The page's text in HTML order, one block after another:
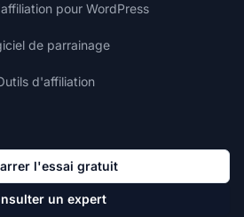
pour WordPress
de parrainage
d'affiliation
l'essai gratuit
un expert